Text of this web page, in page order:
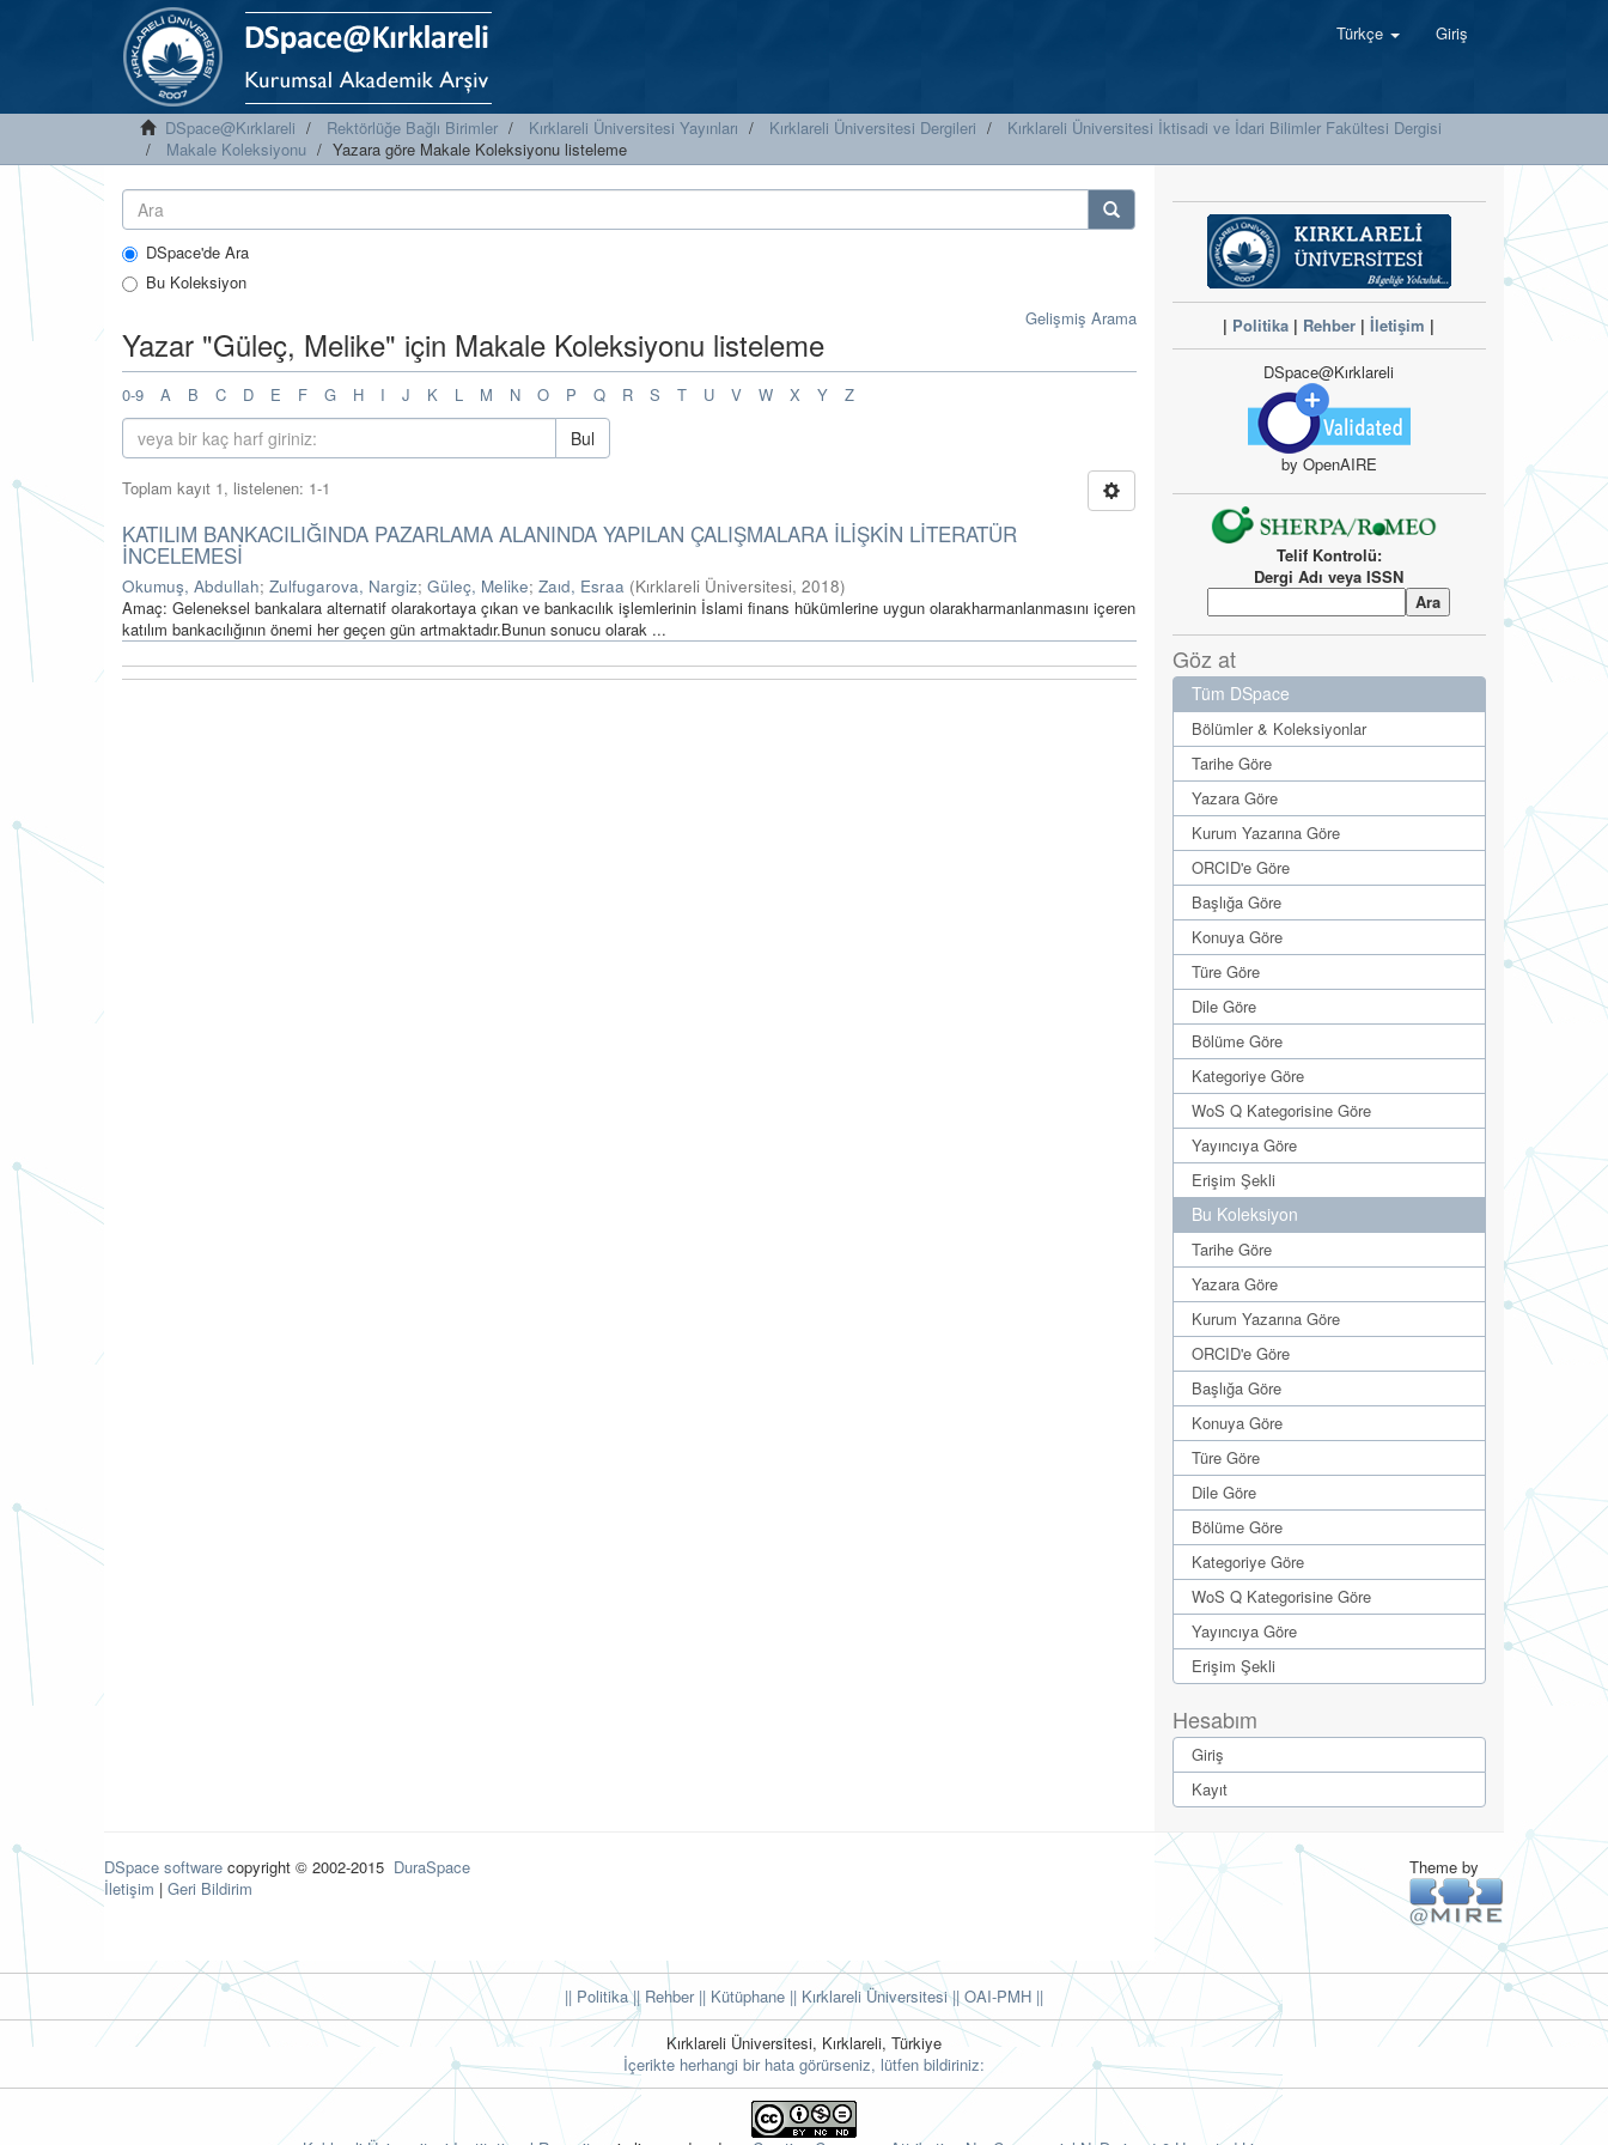
Türkçe Giriş
DSpace@Kırklareli Rektörlüğe Bağlı Birimler Kırklareli Üniversitesi Yayınları Kırklareli Üniversitesi Dergileri
Kırklareli Üniversitesi İktisadi ve İdari Bilimler Fakültesi Dergisi
Makale Koleksiyonu
Yazara göre Makale Koleksiyonu listeleme
DSpace'de Ara
Bu Koleksiyon
Gelişmiş Arama
Yazar "Güleç, Melike" için Makale Koleksiyonu listeleme
0-9 A B C D E F G H I J K L M N O P Q R S T U V W X Y Z
Bul
Toplam kayıt 1, listelenen: 1-1
KATILIM BANKACILIĞINDA PAZARLAMA ALANINDA YAPILAN ÇALIŞMALARA İLİŞKİN LİTERATÜR
İNCELEMESİ
Okumuş, Abdullah; Zulfugarova, Nargiz; Güleç, Melike; Zaıd, Esraa (Kırklareli Üniversitesi, 2018)
Amaç: Geleneksel bankalara alternatif olarakortaya çıkan ve bankacılık işlemlerinin İslami finans hükümlerine uygun olarakharmanlanmasını içeren
katılım bankacılığının önemi her geçen gün artmaktadır.Bunun sonucu olarak ...
| Politika | Rehber |İletişim |
DSpace@Kırklareli
by OpenAIRE
Telif Kontrolü:
Dergi Adı veya ISSN
Göz at
Tüm DSpace
Bölümler & Koleksiyonlar
Tarihe Göre
Yazara Göre
Kurum Yazarına Göre
ORCID'e Göre
Başlığa Göre
Konuya Göre
Türe Göre
Dile Göre
Bölüme Göre
Kategoriye Göre
WoS Q Kategorisine Göre
Yayıncıya Göre
Erişim Şekli
Bu Koleksiyon
Tarihe Göre
Yazara Göre
Kurum Yazarına Göre
ORCID'e Göre
Başlığa Göre
Konuya Göre
Türe Göre
Dile Göre
Bölüme Göre
Kategoriye Göre
WoS Q Kategorisine Göre
Yayıncıya Göre
Erişim Şekli
Hesabım
Giriş
Kayıt
DSpace software copyright © 2002-2015 DuraSpace
İletişim | Geri Bildirim
Theme by
|| Politika|| Rehber|| Kütüphane || Kırklareli Üniversitesi ||OAI-PMH ||
Kırklareli Üniversitesi, Kırklareli, Türkiye
İçerikte herhangi bir hata görürseniz, lütfen bildiriniz: